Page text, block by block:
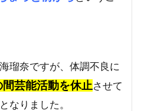
瑠奈ですが、体調不良に
間芸能活動を休止させて
なりました。